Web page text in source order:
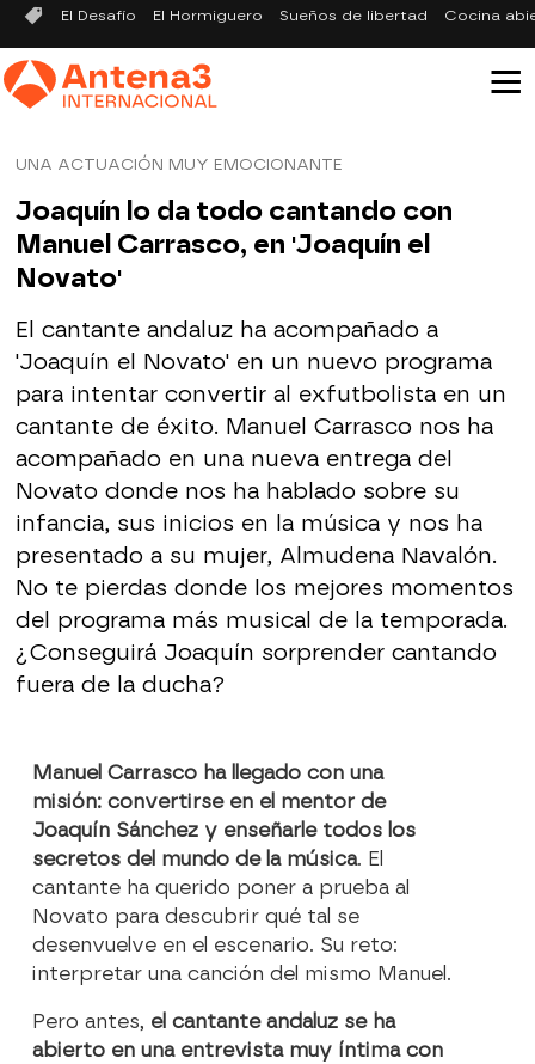
El Desafío El Hormiguero Sueños de libertad Cocina
UNA ACTUACIÓN MUY EMOCIONANTE
Joaquín lo da todo cantando con
Manuel Carrasco, en 'Joaquín el
Novato'
El cantante andaluz ha acompañado a
'Joaquín el Novato' en un nuevo programa
para intentar convertir al exfutbolista en un
cantante de éxito. Manuel Carrasco nos ha
acompañado en una nueva entrega del
Novato donde nos ha hablado sobre su
infancia, sus inicios en la música y nos ha
presentado a su mujer, Almudena Navalón.
No te pierdas donde los mejores momentos
del programa más musical de la temporada.
¿Conseguirá Joaquín sorprender cantando
fuera de la ducha?
Manuel Carrasco ha llegado con una
misión: convertirse en el mentor de
Joaquín Sánchez y enseñarle todos los
secretos del mundo de la música. El
cantante ha querido poner a prueba al
Novato para descubrir qué tal se
desenvuelve en el escenario. Su reto:
interpretar una canción del mismo Manuel.
Pero antes, el cantante andaluz se ha
abierto en una entrevista muy íntima con